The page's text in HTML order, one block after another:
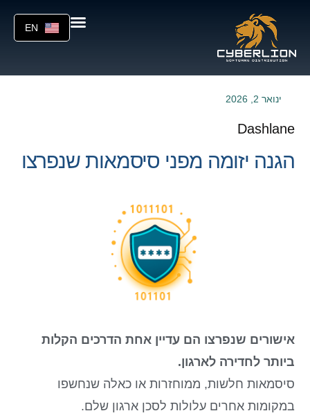
EN
ינואר 2, 2026
Dashlane
הגנה יזומה מפני סיסמאות שנפרצו
אישורים שנפרצו הם עדיין אחת הדרכים הקלות
ביותר לחדירה לארגון.
סיסמאות חלשות, ממוחזרות או כאלה שנחשפו
במקומות אחרים עלולות לסכן ארגון שלם.